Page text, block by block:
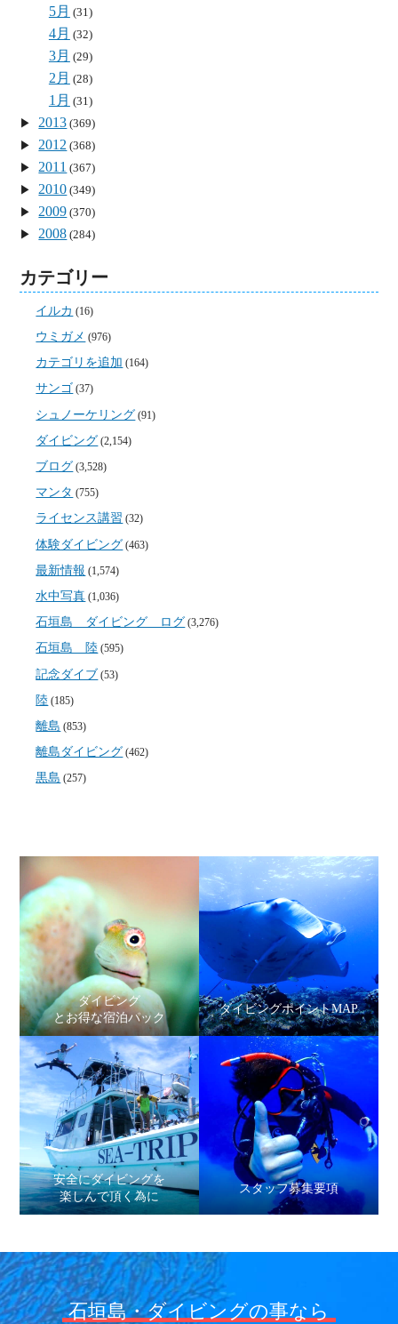
5月 (31)
4月 (32)
3月 (29)
2月 (28)
1月 (31)
2013 (369)
2012 (368)
2011 (367)
2010 (349)
2009 (370)
2008 (284)
カテゴリー
イルカ (16)
ウミガメ (976)
カテゴリを追加 (164)
サンゴ (37)
シュノーケリング (91)
ダイビング (2,154)
ブログ (3,528)
マンタ (755)
ライセンス講習 (32)
体験ダイビング (463)
最新情報 (1,574)
水中写真 (1,036)
石垣島 ダイビング ログ (3,276)
石垣島 陸 (595)
記念ダイブ (53)
陸 (185)
離島 (853)
離島ダイビング (462)
黒島 (257)
ダイビング
とお得な宿泊パック
ダイビングポイントMAP
安全にダイビングを
楽しんで頂く為に
スタッフ募集要項
石垣島・ダイビングの事なら